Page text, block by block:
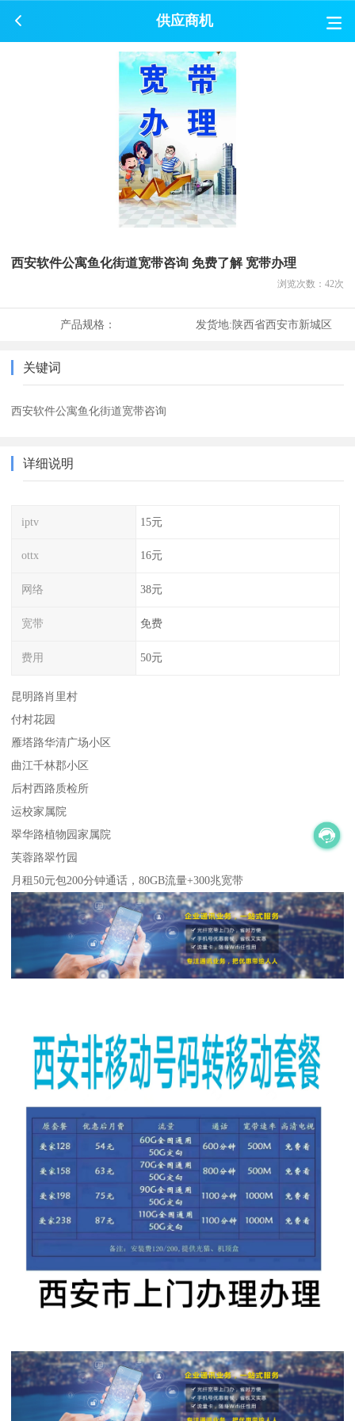
供应商机
西安软件公寓鱼化街道宽带咨询 免费了解 宽带办理
浏览次数： 42次
产品规格： 发货地:陕西省西安市新城区
关键词
西安软件公寓鱼化街道宽带咨询
详细说明
iptv 15元
ottx 16元
网络 38元
宽带 免费
费用 50元
昆明路肖里村
付村花园
雁塔路华清广场小区
曲江千林郡小区
后村西路质检所
运校家属院
翠华路植物园家属院
芙蓉路翠竹园
月租50元包200分钟通话，80GB流量+300兆宽带